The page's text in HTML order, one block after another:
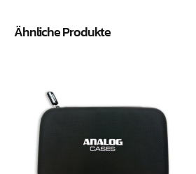
Ähnliche Produkte